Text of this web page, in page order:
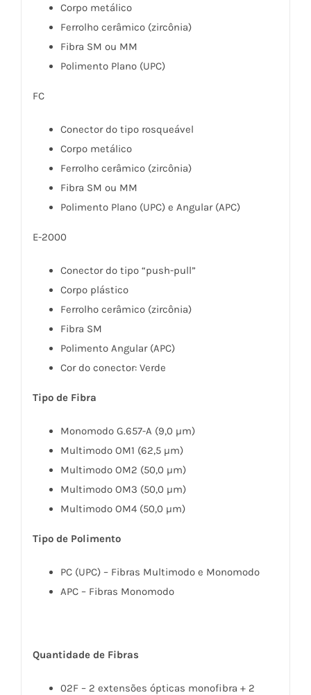
Corpo metálico
Ferrolho cerâmico (zircônia)
Fibra SM ou MM
Polimento Plano (UPC)
FC
Conector do tipo rosqueável
Corpo metálico
Ferrolho cerâmico (zircônia)
Fibra SM ou MM
Polimento Plano (UPC) e Angular (APC)
E-2000
Conector do tipo “push-pull”
Corpo plástico
Ferrolho cerâmico (zircônia)
Fibra SM
Polimento Angular (APC)
Cor do conector: Verde
Tipo de Fibra
Monomodo G.657-A (9,0 µm)
Multimodo OM1 (62,5 µm)
Multimodo OM2 (50,0 µm)
Multimodo OM3 (50,0 µm)
Multimodo OM4 (50,0 µm)
Tipo de Polimento
PC (UPC) – Fibras Multimodo e Monomodo
APC – Fibras Monomodo
Quantidade de Fibras
02F – 2 extensões ópticas monofibra + 2